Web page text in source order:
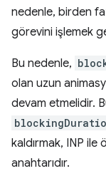
nedenle, birden
görevini işlemek
Bu nedenle,
olan uzun
devam etmelidir.
kaldırmak, INP ile
anahtarıdır.